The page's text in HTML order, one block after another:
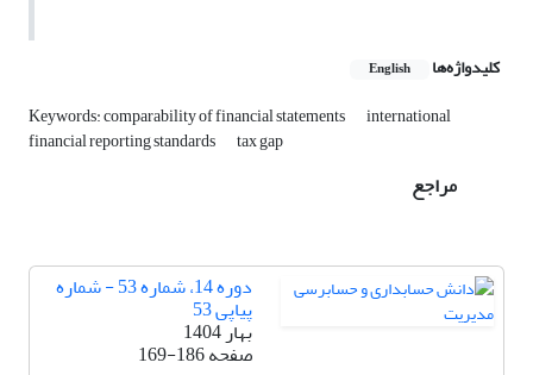
کلیدواژه‌ها English
Keywords: comparability of financial statements international
financial reporting standards tax gap
مراجع
دوره 14، شماره 53 - شماره
پیاپی 53
بهار 1404
صفحه169-186